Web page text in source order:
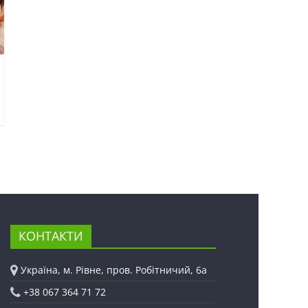
КОНТАКТИ
Україна, м. Рівне, пров. Робітничий, 6а
+38 067 364 71 72